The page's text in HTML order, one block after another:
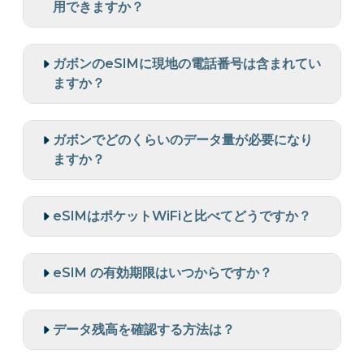
用できますか？
ガボンのeSIMに現地の電話番号は含まれてい
ますか？
ガボンでどのくらいのデータ量が必要になり
ますか？
eSIMはポケットWiFiと比べてどうですか？
eSIM の有効期限はいつからですか？
データ残高を確認する方法は？